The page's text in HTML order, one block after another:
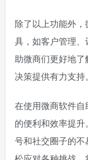
除了以上功能外
具，如客户管理
助微商们更好地
决策提供有力支持。
在使用微商软件
的便利和效率提
号和社交圈子的